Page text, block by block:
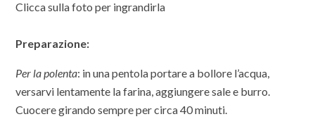
Clicca sulla foto per ingrandirla
Preparazione:
Per la polenta: in una pentola portare a bollore l’acqua,
versarvi lentamente la farina, aggiungere sale e burro.
Cuocere girando sempre per circa 40 minuti.